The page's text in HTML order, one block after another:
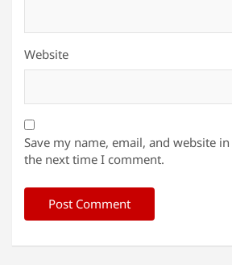
Website
Save my name, email, and website
the next time I comment.